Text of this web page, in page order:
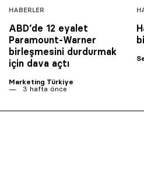
HABERLER
ABD’de 12 eyalet
Paramount-Warner
birleşmesini durdurmak
için dava açtı
Marketing Türkiye
3 hafta önce